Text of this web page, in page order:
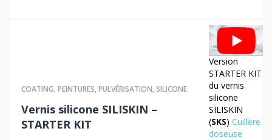
COATING,PEINTURES,PULVÉRISATION,SILICONE
Vernis silicone SILISKIN –
STARTER KIT
Version
STARTER KIT
du vernis
silicone
SILISKIN
(SKS)Cuillère
doseuse